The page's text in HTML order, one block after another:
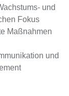
und
Fokus
Maßnahmen
und